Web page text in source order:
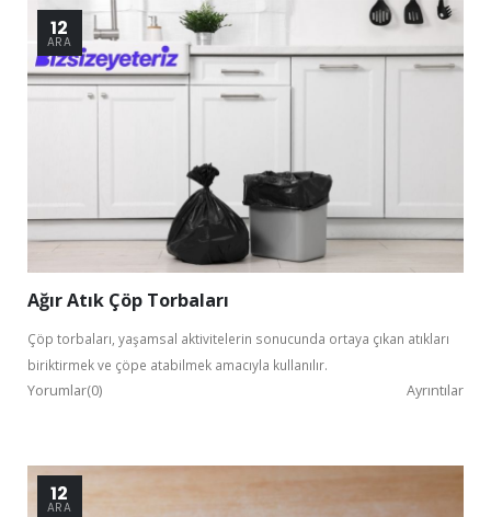
12
ARA
Ağır Atık Çöp Torbaları
Çöp torbaları, yaşamsal aktivitelerin sonucunda ortaya çıkan atıkları
biriktirmek ve çöpe atabilmek amacıyla kullanılır.
Yorumlar(0) Ayrıntılar
12
ARA